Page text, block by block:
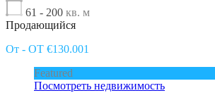
61 - 200 кв. м
Продающийся
От - OT €130.001
Featured
Посмотреть недвижимость